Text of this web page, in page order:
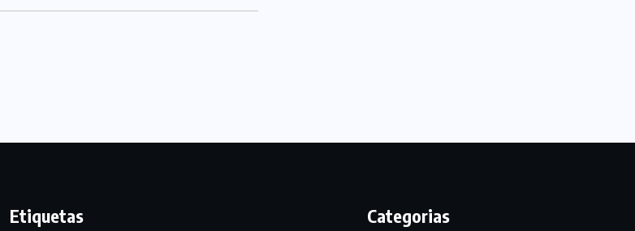
Etiquetas Categorias